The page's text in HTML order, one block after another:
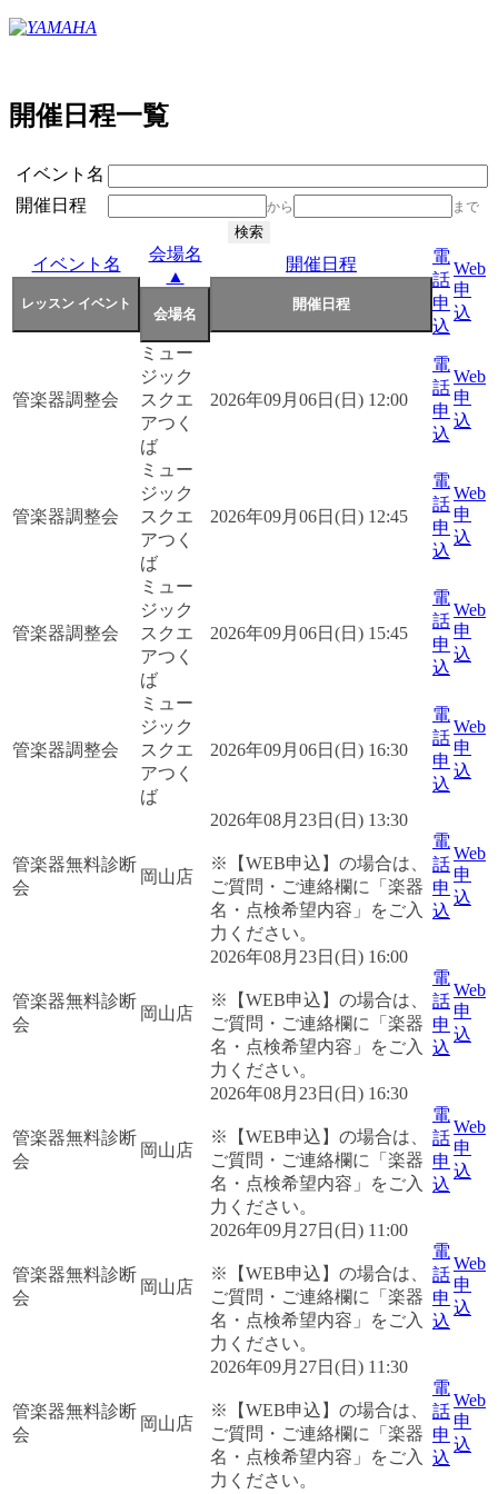
開催日程一覧
イベント名
開催日程
から まで
イベント名
会場名
▲
開催日程
電
話
申
込
Web
申
込
管楽器調整会
ミュー
ジック
スクエ
アつく
ば
2026年09月06日(日) 12:00
電
話
申
込
Web
申
込
管楽器調整会
ミュー
ジック
スクエ
アつく
ば
2026年09月06日(日) 12:45
電
話
申
込
Web
申
込
管楽器調整会
ミュー
ジック
スクエ
アつく
ば
2026年09月06日(日) 15:45
電
話
申
込
Web
申
込
管楽器調整会
ミュー
ジック
スクエ
アつく
ば
2026年09月06日(日) 16:30
電
話
申
込
Web
申
込
管楽器無料診断
会
岡山店
2026年08月23日(日) 13:30
※【WEB申込】の場合は、
ご質問・ご連絡欄に「楽器
名・点検希望内容」をご入
力ください。
電
話
申
込
Web
申
込
管楽器無料診断
会
岡山店
2026年08月23日(日) 16:00
※【WEB申込】の場合は、
ご質問・ご連絡欄に「楽器
名・点検希望内容」をご入
力ください。
電
話
申
込
Web
申
込
管楽器無料診断
会
岡山店
2026年08月23日(日) 16:30
※【WEB申込】の場合は、
ご質問・ご連絡欄に「楽器
名・点検希望内容」をご入
力ください。
電
話
申
込
Web
申
込
管楽器無料診断
会
岡山店
2026年09月27日(日) 11:00
※【WEB申込】の場合は、
ご質問・ご連絡欄に「楽器
名・点検希望内容」をご入
力ください。
電
話
申
込
Web
申
込
管楽器無料診断
会
岡山店
2026年09月27日(日) 11:30
※【WEB申込】の場合は、
ご質問・ご連絡欄に「楽器
名・点検希望内容」をご入
力ください。
電
話
申
込
Web
申
込